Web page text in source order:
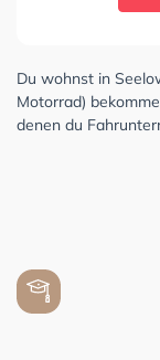
Du wohnst in
Motorrad)
denen du